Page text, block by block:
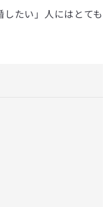
たい」人にはとても